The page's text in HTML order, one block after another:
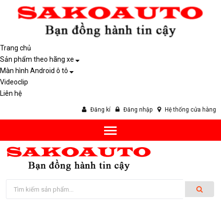
Trang chủ
Sản phẩm theo hãng xe
Màn hình Android ô tô
Videoclip
Liên hệ
Đăng kí Đăng nhập Hệ thống cửa hàng